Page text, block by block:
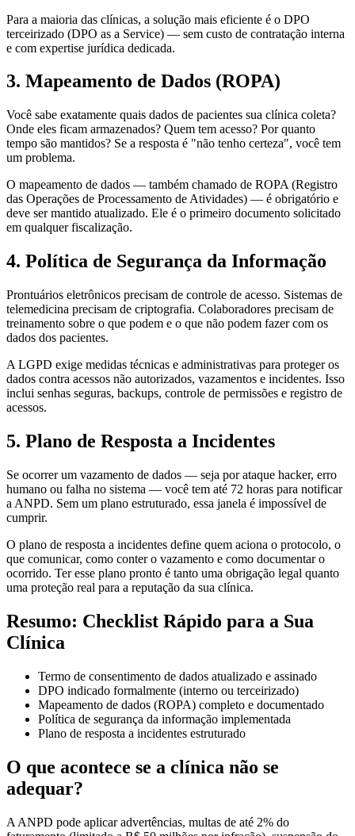
Para a maioria das clínicas, a solução mais eficiente é o DPO
terceirizado (DPO as a Service) — sem custo de contratação interna
e com expertise jurídica dedicada.
3. Mapeamento de Dados (ROPA)
Você sabe exatamente quais dados de pacientes sua clínica coleta?
Onde eles ficam armazenados? Quem tem acesso? Por quanto
tempo são mantidos? Se a resposta é "não tenho certeza", você tem
um problema.
O mapeamento de dados — também chamado de ROPA (Registro
das Operações de Processamento de Atividades) — é obrigatório e
deve ser mantido atualizado. Ele é o primeiro documento solicitado
em qualquer fiscalização.
4. Política de Segurança da Informação
Prontuários eletrônicos precisam de controle de acesso. Sistemas de
telemedicina precisam de criptografia. Colaboradores precisam de
treinamento sobre o que podem e o que não podem fazer com os
dados dos pacientes.
A LGPD exige medidas técnicas e administrativas para proteger os
dados contra acessos não autorizados, vazamentos e incidentes. Isso
inclui senhas seguras, backups, controle de permissões e registro de
acessos.
5. Plano de Resposta a Incidentes
Se ocorrer um vazamento de dados — seja por ataque hacker, erro
humano ou falha no sistema — você tem até 72 horas para notificar
a ANPD. Sem um plano estruturado, essa janela é impossível de
cumprir.
O plano de resposta a incidentes define quem aciona o protocolo, o
que comunicar, como conter o vazamento e como documentar o
ocorrido. Ter esse plano pronto é tanto uma obrigação legal quanto
uma proteção real para a reputação da sua clínica.
Resumo: Checklist Rápido para a Sua
Clínica
Termo de consentimento de dados atualizado e assinado
DPO indicado formalmente (interno ou terceirizado)
Mapeamento de dados (ROPA) completo e documentado
Política de segurança da informação implementada
Plano de resposta a incidentes estruturado
O que acontece se a clínica não se
adequar?
A ANPD pode aplicar advertências, multas de até 2% do